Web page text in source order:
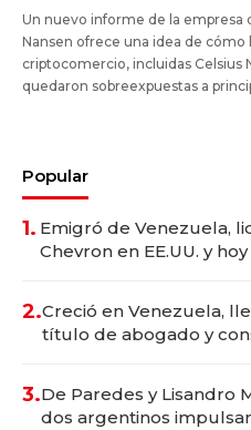
Un nuevo informe de la empresa
Nansen ofrece una idea de cómo
criptocomercio, incluidas Celsius
quedaron sobreexpuestas a
Popular
1. Emigró de Venezuela,
Chevron en EE.UU. y
2.Creció en Venezuela,
título de abogado y
3.De Paredes y Lisandro
dos argentinos